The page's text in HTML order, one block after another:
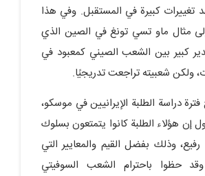
تغييرات كبيرة في المستقبل. وفي هذا
إلى مثال ماو تسي تونغ في الصين الذي
كبير بين الشعب الصيني كمعبود في
ولكن شعبيته تراجعت تدريجيًا.
دراسة الطلبة الإيرانيين في موسكو،
إن هؤلاء الطلبة كانوا يتمتعون بسلوك
وذلك بفضل القيم والمعايير التي
حظوا باحترام الشعب السوفيتي